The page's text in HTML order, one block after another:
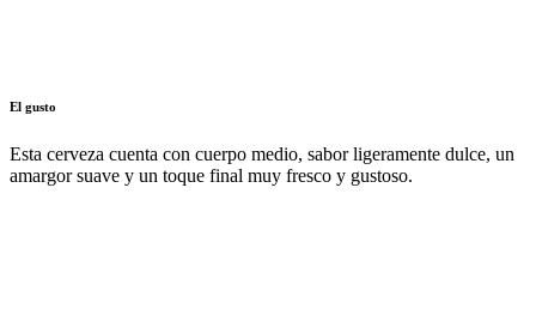
El gusto
Esta cerveza cuenta con cuerpo medio, sabor ligeramente dulce, un
amargor suave y un toque final muy fresco y gustoso.